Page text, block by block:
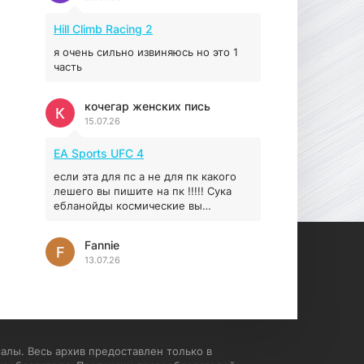
16.95 ГБ
Hill Climb Racing 2
я очень сильно извиняюсь но это 1
часть
кочегар женских пись
15.07.26
К
EA Sports UFC 4
если эта для пс а не для пк какого
лешего вы пишите на пк !!!!! Сука
ебланойды космические вы
установлением Эмулятора сука
калеки на мозг блять последней
стадии
Fannie
13.07.26
F
— быстро, горячо и честно —
Весь архив предоставлен только в